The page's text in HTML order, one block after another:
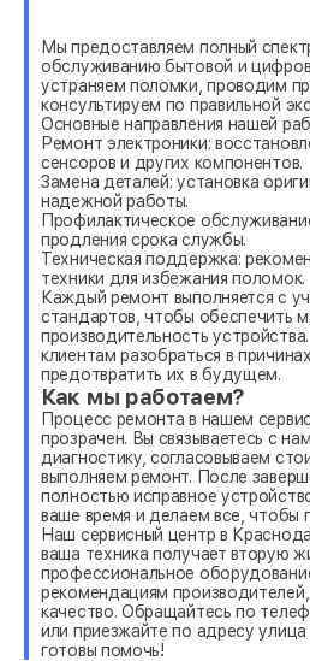
Мы предоставляем полный
обслуживанию бытовой и
устраняем поломки, проводим
консультируем по правильной
Основные направления нашей
Ремонт электроники:
сенсоров и других компонентов.
Замена деталей: установка
надежной работы.
Профилактическое
продления срока службы.
Техническая поддержка:
техники для избежания поломок.
Каждый ремонт выполняется с
стандартов, чтобы обеспечить
производительность
клиентам разобраться в
предотвратить их в будущем.
Как мы работаем?
Процесс ремонта в нашем
прозрачен. Вы связываетесь с
диагностику, согласовываем
выполняем ремонт. После
полностью исправное
ваше время и делаем все, чтобы
Наш сервисный центр в
ваша техника получает вторую
профессиональное
рекомендациям
качество. Обращайтесь по
или приезжайте по адресу
готовы помочь!